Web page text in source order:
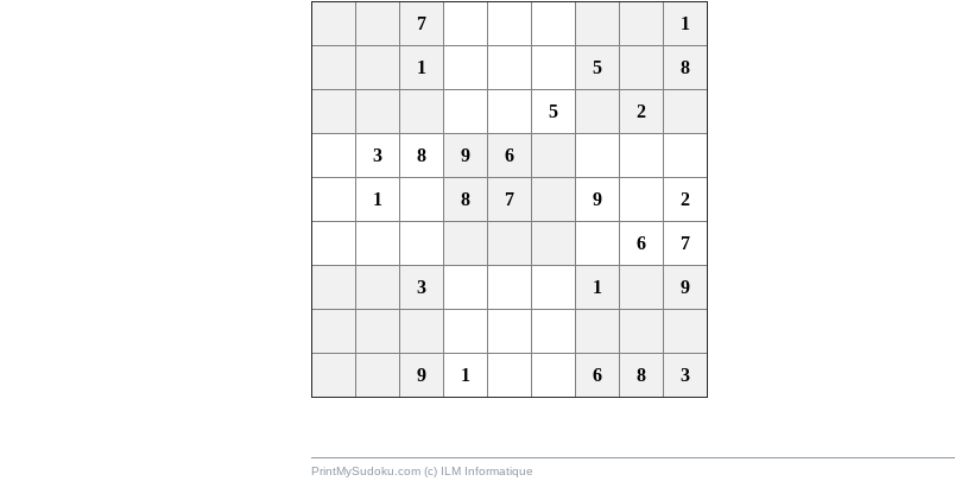
7 1
1 5 8
5 2
3 8 9 6
1 8 7 9 2
6 7
3 1 9
9 1 6 8 3
PrintMySudoku.com (c) ILM Informatique